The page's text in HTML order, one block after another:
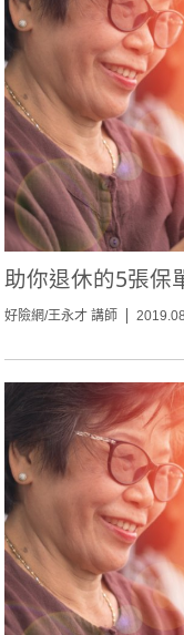
助你退休的5張
好險網/王永才 講師